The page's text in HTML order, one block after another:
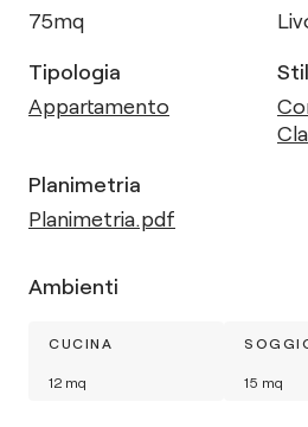
75mq
Tipologia
Appartamento
Planimetria
Planimetria.pdf
Ambienti
CUCINA
12 mq 15 mq